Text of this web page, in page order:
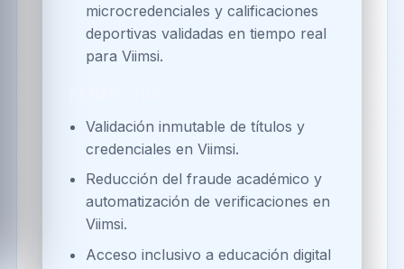
microcredenciales y calificaciones
deportivas validadas en tiempo real
para Viimsi.
Validación inmutable de títulos y
credenciales en Viimsi.
Reducción del fraude académico y
automatización de verificaciones en
Viimsi.
Acceso inclusivo a educación digital